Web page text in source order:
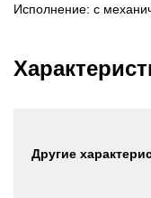
Исполнение: с
Другие